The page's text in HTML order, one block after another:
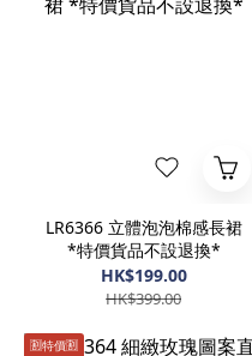
LR6366 立體泡泡棉感長裙
*特價貨品不設退換*
HK$199.00
HK$399.00
🈹️特價🈹️